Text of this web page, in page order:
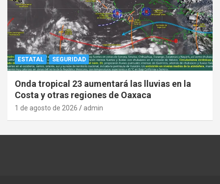
ESTATAL SEGURIDAD
Onda tropical 23 aumentará las lluvias en la
Costa y otras regiones de Oaxaca
1 de agosto de 2026 admin